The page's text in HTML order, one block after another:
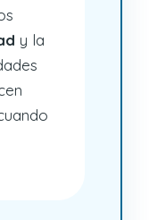
y la